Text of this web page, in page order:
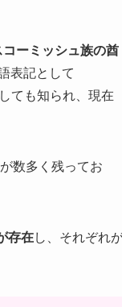
ーミッシュ族の酋
表記として
ても知られ、現在
数多く残ってお
存在し、それぞれ